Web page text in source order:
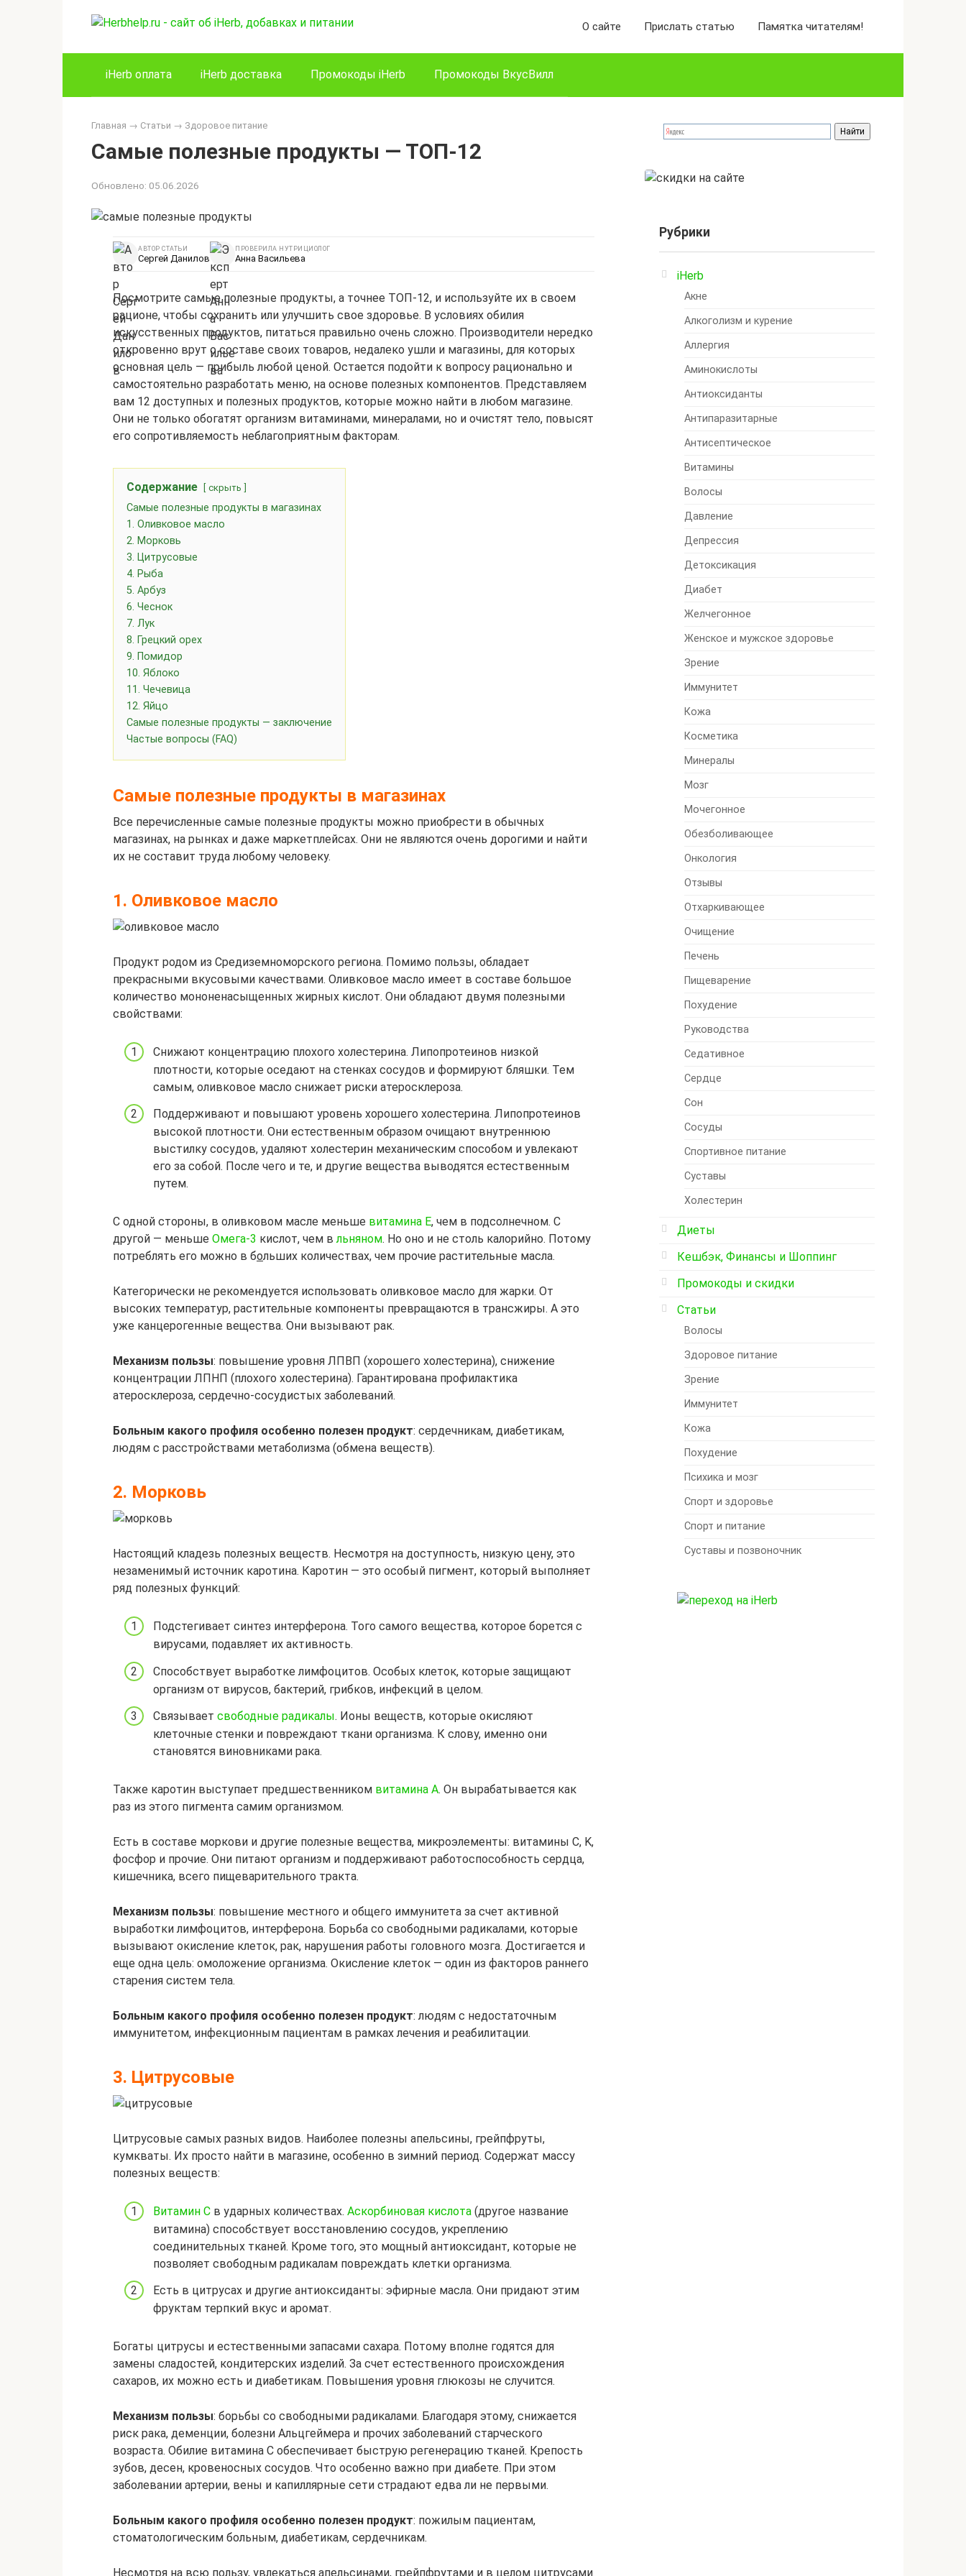
О сайте Прислать статью Памятка читателям!
iHerb оплата iHerb доставка Промокоды iHerb Промокоды ВкусВилл
Главная → Статьи → Здоровое питание
Самые полезные продукты — ТОП-12
Обновлено: 05.06.2026
АВТОР СТАТЬИ
Сергей Данилов
ПРОВЕРИЛА НУТРИЦИОЛОГ
Анна Васильева
Посмотрите самые полезные продукты, а точнее ТОП-12, и используйте их в своем
рационе, чтобы сохранить или улучшить свое здоровье. В условиях обилия
искусственных продуктов, питаться правильно очень сложно. Производители нередко
откровенно врут о составе своих товаров, недалеко ушли и магазины, для которых
основная цель — прибыль любой ценой. Остается подойти к вопросу рационально и
самостоятельно разработать меню, на основе полезных компонентов. Представляем
вам 12 доступных и полезных продуктов, которые можно найти в любом магазине.
Они не только обогатят организм витаминами, минералами, но и очистят тело, повысят
его сопротивляемость неблагоприятным факторам.
Содержание скрыть
Самые полезные продукты в магазинах
1. Оливковое масло
2. Морковь
3. Цитрусовые
4. Рыба
5. Арбуз
6. Чеснок
7. Лук
8. Грецкий орех
9. Помидор
10. Яблоко
11. Чечевица
12. Яйцо
Самые полезные продукты — заключение
Частые вопросы (FAQ)
Самые полезные продукты в магазинах
Все перечисленные самые полезные продукты можно приобрести в обычных
магазинах, на рынках и даже маркетплейсах. Они не являются очень дорогими и найти
их не составит труда любому человеку.
1. Оливковое масло
Продукт родом из Средиземноморского региона. Помимо пользы, обладает
прекрасными вкусовыми качествами. Оливковое масло имеет в составе большое
количество мононенасыщенных жирных кислот. Они обладают двумя полезными
свойствами:
Снижают концентрацию плохого холестерина. Липопротеинов низкой
плотности, которые оседают на стенках сосудов и формируют бляшки. Тем
самым, оливковое масло снижает риски атеросклероза.
Поддерживают и повышают уровень хорошего холестерина. Липопротеинов
высокой плотности. Они естественным образом очищают внутреннюю
выстилку сосудов, удаляют холестерин механическим способом и увлекают
его за собой. После чего и те, и другие вещества выводятся естественным
путем.
С одной стороны, в оливковом масле меньше витамина E, чем в подсолнечном. С
другой — меньше Омега-3 кислот, чем вльняном. Но оно и не столь калорийно. Потому
потреблять его можно в больших количествах, чем прочие растительные масла.
Категорически не рекомендуется использовать оливковое масло для жарки. От
высоких температур, растительные компоненты превращаются в трансжиры. А это
уже канцерогенные вещества. Они вызывают рак.
Механизм пользы: повышение уровня ЛПВП (хорошего холестерина), снижение
концентрации ЛПНП (плохого холестерина). Гарантирована профилактика
атеросклероза, сердечно-сосудистых заболеваний.
Больным какого профиля особенно полезен продукт: сердечникам, диабетикам,
людям с расстройствами метаболизма (обмена веществ).
2. Морковь
Настоящий кладезь полезных веществ. Несмотря на доступность, низкую цену, это
незаменимый источник каротина. Каротин — это особый пигмент, который выполняет
ряд полезных функций:
Подстегивает синтез интерферона. Того самого вещества, которое борется с
вирусами, подавляет их активность.
Способствует выработке лимфоцитов. Особых клеток, которые защищают
организм от вирусов, бактерий, грибков, инфекций в целом.
Связывает свободные радикалы. Ионы веществ, которые окисляют
клеточные стенки и повреждают ткани организма. К слову, именно они
становятся виновниками рака.
Также каротин выступает предшественником витамина A. Он вырабатывается как
раз из этого пигмента самим организмом.
Есть в составе моркови и другие полезные вещества, микроэлементы: витамины C, K,
фосфор и прочие. Они питают организм и поддерживают работоспособность сердца,
кишечника, всего пищеварительного тракта.
Механизм пользы: повышение местного и общего иммунитета за счет активной
выработки лимфоцитов, интерферона. Борьба со свободными радикалами, которые
вызывают окисление клеток, рак, нарушения работы головного мозга. Достигается и
еще одна цель: омоложение организма. Окисление клеток — один из факторов раннего
старения систем тела.
Больным какого профиля особенно полезен продукт: людям с недостаточным
иммунитетом, инфекционным пациентам в рамках лечения и реабилитации.
3. Цитрусовые
Цитрусовые самых разных видов. Наиболее полезны апельсины, грейпфруты,
кумкваты. Их просто найти в магазине, особенно в зимний период. Содержат массу
полезных веществ:
Витамин C в ударных количествах. Аскорбиновая кислота (другое название
витамина) способствует восстановлению сосудов, укреплению
соединительных тканей. Кроме того, это мощный антиоксидант, которые не
позволяет свободным радикалам повреждать клетки организма.
Есть в цитрусах и другие антиоксиданты: эфирные масла. Они придают этим
фруктам терпкий вкус и аромат.
Богаты цитрусы и естественными запасами сахара. Потому вполне годятся для
замены сладостей, кондитерских изделий. За счет естественного происхождения
сахаров, их можно есть и диабетикам. Повышения уровня глюкозы не случится.
Механизм пользы: борьбы со свободными радикалами. Благодаря этому, снижается
риск рака, деменции, болезни Альцгеймера и прочих заболеваний старческого
возраста. Обилие витамина C обеспечивает быструю регенерацию тканей. Крепость
зубов, десен, кровеносных сосудов. Что особенно важно при диабете. При этом
заболевании артерии, вены и капиллярные сети страдают едва ли не первыми.
Больным какого профиля особенно полезен продукт: пожилым пациентам,
стоматологическим больным, диабетикам, сердечникам.
Несмотря на всю пользу, увлекаться апельсинами, грейпфрутами и в целом цитрусами
Рубрики
iHerb
Акне
Алкоголизм и курение
Аллергия
Аминокислоты
Антиоксиданты
Антипаразитарные
Антисептическое
Витамины
Волосы
Давление
Депрессия
Детоксикация
Диабет
Желчегонное
Женское и мужское здоровье
Зрение
Иммунитет
Кожа
Косметика
Минералы
Мозг
Мочегонное
Обезболивающее
Онкология
Отзывы
Отхаркивающее
Очищение
Печень
Пищеварение
Похудение
Руководства
Седативное
Сердце
Сон
Сосуды
Спортивное питание
Суставы
Холестерин
Диеты
Кешбэк, Финансы и Шоппинг
Промокоды и скидки
Статьи
Волосы
Здоровое питание
Зрение
Иммунитет
Кожа
Похудение
Психика и мозг
Спорт и здоровье
Спорт и питание
Суставы и позвоночник